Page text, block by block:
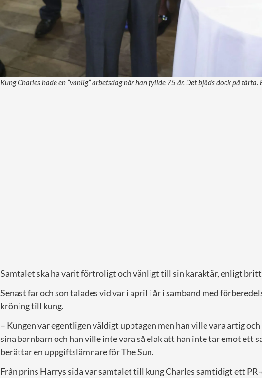
Kung Charles hade en ”vanlig” arbetsdag när han fyllde 75 år. Det bjöds dock på tårta.
Samtalet ska ha varit förtroligt och vänligt till sin karaktär, enligt
Senast far och son talades vid var i april i år i samband med
kröning till kung.
– Kungen var egentligen väldigt upptagen men han ville vara artig och
sina barnbarn och han ville inte vara så elak att han inte tar emot ett
berättar en uppgiftslämnare för The Sun.
Från prins Harrys sida var samtalet till kung Charles samtidigt ett